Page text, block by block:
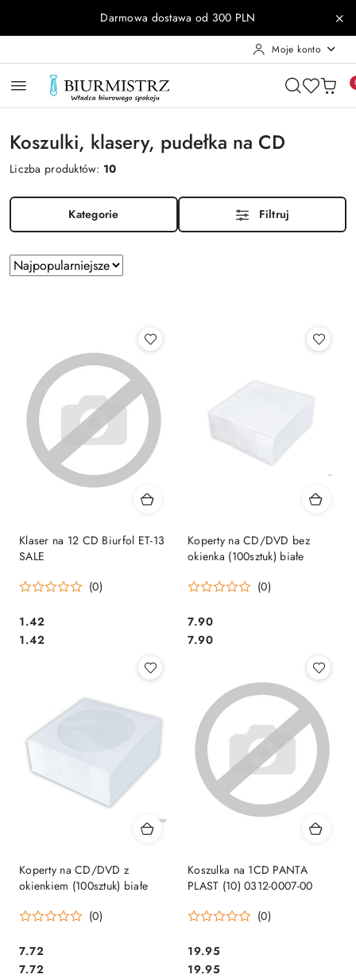
Przejdź do treści głównej
Przejdź do wyszukiwarki
Przejdź do moje konto
Przejdź do menu głównego
Przejdź do stopkiDarmowa dostawa od 300 PLN
Moje konto
Koszulki, klasery, pudełka na CD
Liczba produktów: 10
Kategorie Filtruj
Zastosowano
sortowanie:
Sortuj
według
Klaser na 12 CD Biurfol ET-13
SALE
(0)
Cena:
1.42
Cena:
1.42
Koperty na CD/DVD bez
okienka (100sztuk) białe
(0)
Cena:
7.90
Cena:
7.90
Koperty na CD/DVD z
okienkiem (100sztuk) białe
(0)
Cena:
7.72
Cena:
7.72
Koszulka na 1CD PANTA
PLAST (10) 0312-0007-00
(0)
Cena:
19.95
Cena:
19.95